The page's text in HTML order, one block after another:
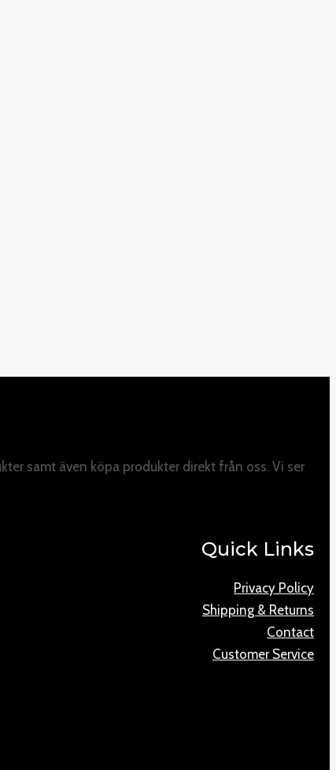
samt även köpa produkter direkt från oss. Vi ser
Quick Links
Privacy Policy
Shipping & Returns
Contact
Customer Service